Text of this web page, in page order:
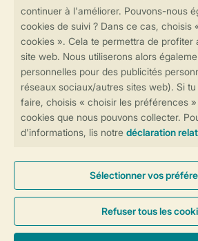
Plus d’infos et
Réservations en ligne rapides
Transmission sécurisée des
Paiement sécurisé
Conditions générales Privée